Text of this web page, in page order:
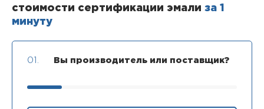
стоимости сертификации эмали за 1
минуту
01. Вы производитель или поставщик?